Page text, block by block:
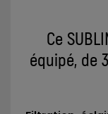
Ce
équipé, de